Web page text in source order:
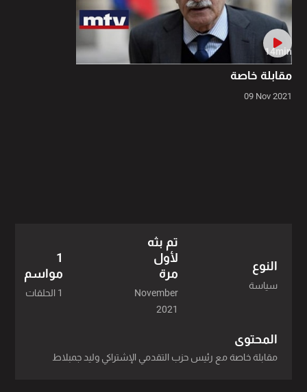
14min
مقابلة خاصة
09 Nov 2021
النوع
سياسة
تم بثه
لأول
مرة
November
2021
1
مواسم
1 الحلقات
المحتوى
مقابلة خاصة مع رئيس حزب التقدمي الإشتراكي وليد جمبلاط